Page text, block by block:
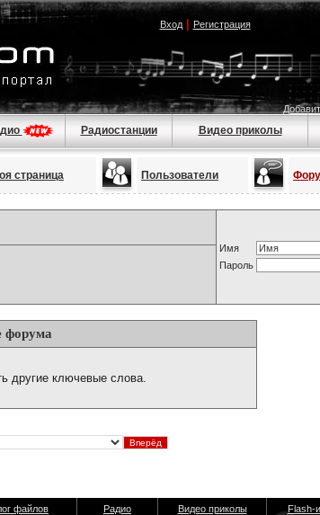
Вход| Регистрация
Радиостанции Видео приколы
страница Пользователи
Имя
Пароль
форума
другие ключевые слова.
файлов Радио Видео приколы Flash-